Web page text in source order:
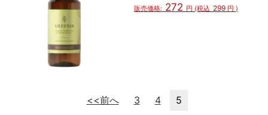
販売価格: 272 円 (税込 299 円 )
<<前へ 3 4 5